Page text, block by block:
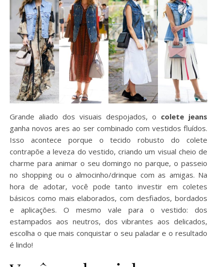
Grande aliado dos visuais despojados, o colete jeans
ganha novos ares ao ser combinado com vestidos fluídos.
Isso acontece porque o tecido robusto do colete
contrapõe a leveza do vestido, criando um visual cheio de
charme para animar o seu domingo no parque, o passeio
no shopping ou o almocinho/drinque com as amigas. Na
hora de adotar, você pode tanto investir em coletes
básicos como mais elaborados, com desfiados, bordados
e aplicações. O mesmo vale para o vestido: dos
estampados aos neutros, dos vibrantes aos delicados,
escolha o que mais conquistar o seu paladar e o resultado
é lindo!